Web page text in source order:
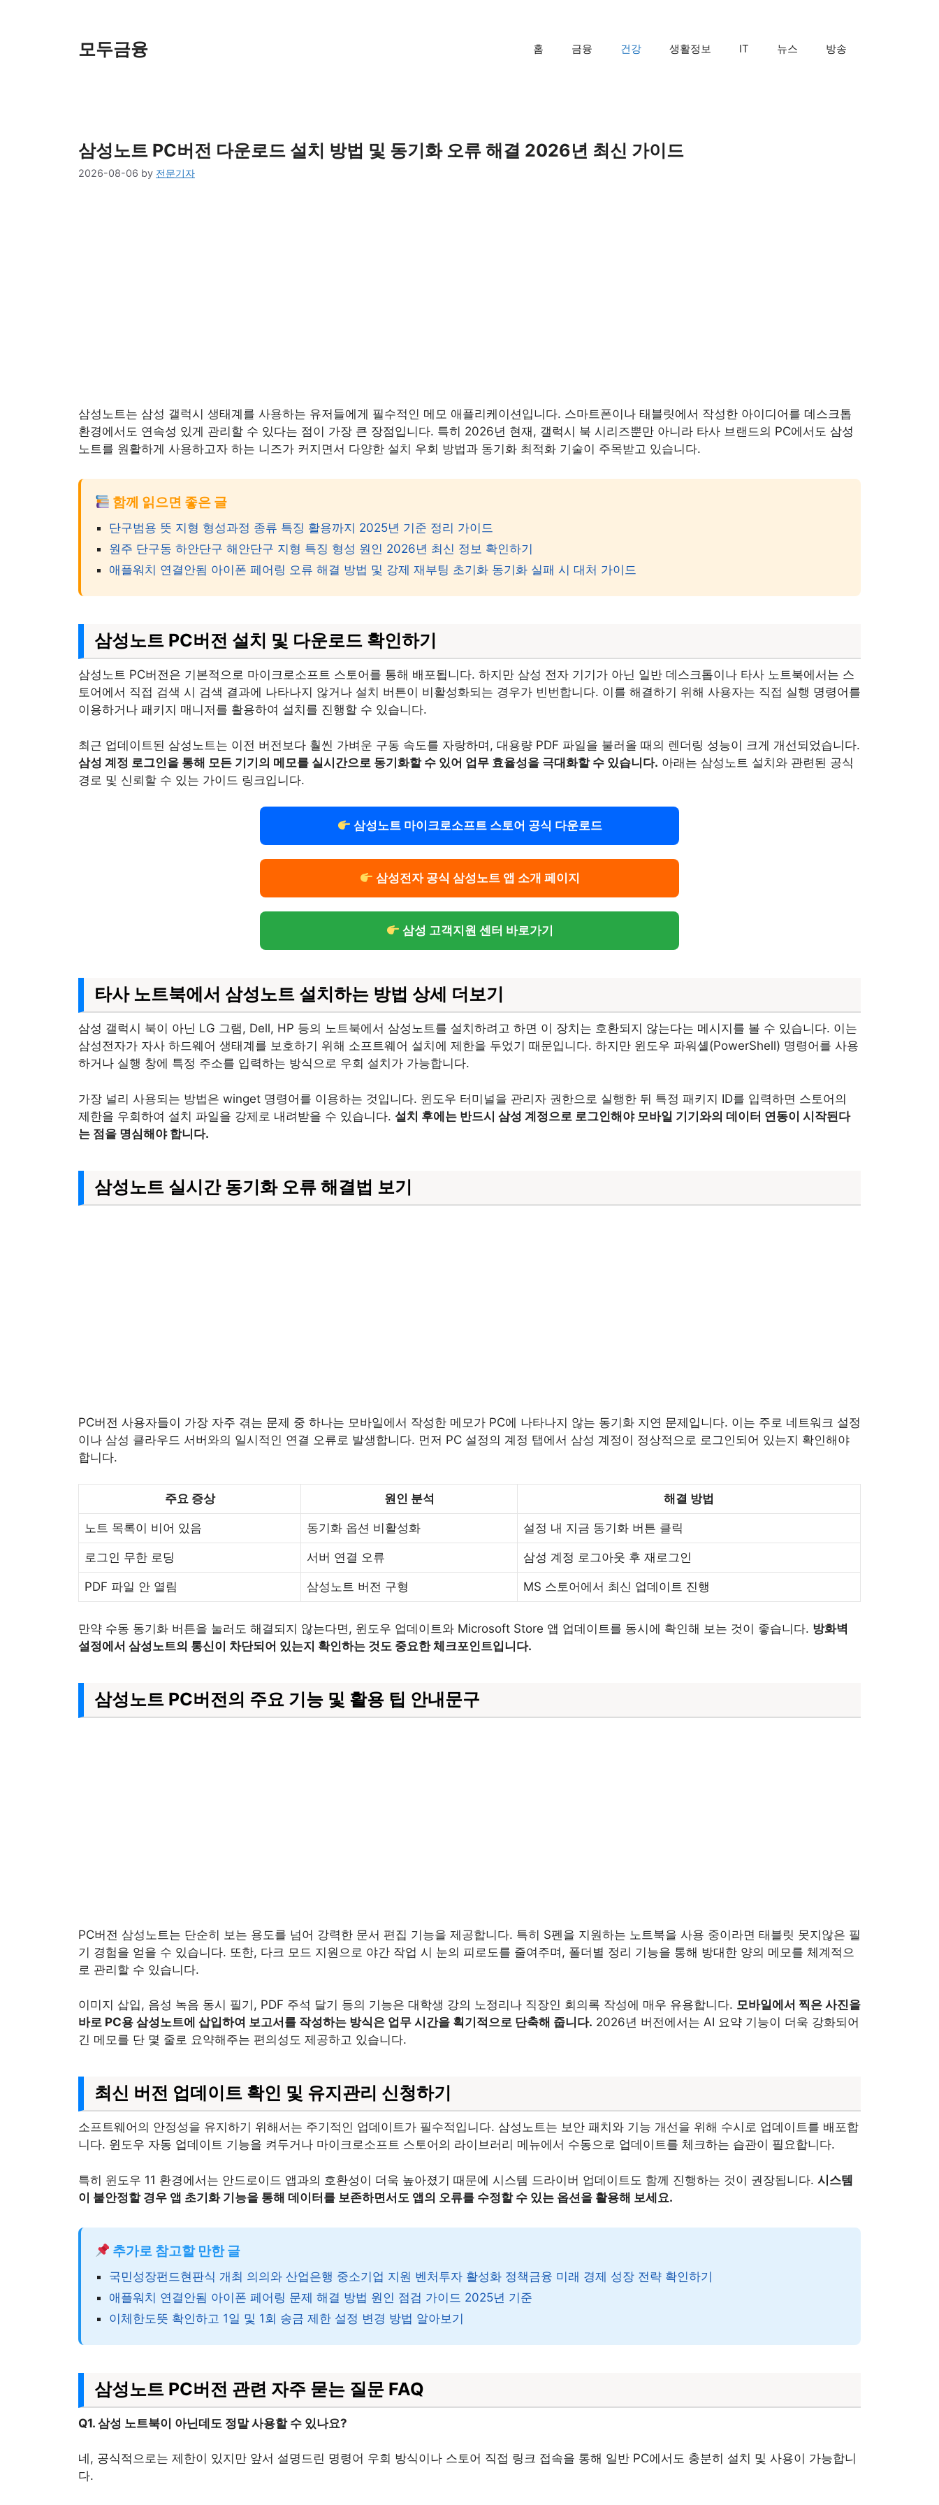
모두금융 홈 금융 건강 생활정보 IT 뉴스 방송
삼성노트 PC버전 다운로드 설치 방법 및 동기화 오류 해결 2026년 최신 가이드
2026-08-06 by 전문기자
삼성노트는 삼성 갤럭시 생태계를 사용하는 유저들에게 필수적인 메모 애플리케이션입니다. 스마트폰이나 태블릿에서 작성한 아이디어를 데스크톱
환경에서도 연속성 있게 관리할 수 있다는 점이 가장 큰 장점입니다. 특히 2026년 현재, 갤럭시 북 시리즈뿐만 아니라 타사 브랜드의 PC에서도 삼성
노트를 원활하게 사용하고자 하는 니즈가 커지면서 다양한 설치 우회 방법과 동기화 최적화 기술이 주목받고 있습니다.
함께 읽으면 좋은 글
단구범용 뜻 지형 형성과정 종류 특징 활용까지 2025년 기준 정리 가이드
원주 단구동 하안단구 해안단구 지형 특징 형성 원인 2026년 최신 정보 확인하기
애플워치 연결안됨 아이폰 페어링 오류 해결 방법 및 강제 재부팅 초기화 동기화 실패 시 대처 가이드
삼성노트 PC버전 설치 및 다운로드 확인하기
삼성노트 PC버전은 기본적으로 마이크로소프트 스토어를 통해 배포됩니다. 하지만 삼성 전자 기기가 아닌 일반 데스크톱이나 타사 노트북에서는 스
토어에서 직접 검색 시 검색 결과에 나타나지 않거나 설치 버튼이 비활성화되는 경우가 빈번합니다. 이를 해결하기 위해 사용자는 직접 실행 명령어를
이용하거나 패키지 매니저를 활용하여 설치를 진행할 수 있습니다.
최근 업데이트된 삼성노트는 이전 버전보다 훨씬 가벼운 구동 속도를 자랑하며, 대용량 PDF 파일을 불러올 때의 렌더링 성능이 크게 개선되었습니다.
삼성 계정 로그인을 통해 모든 기기의 메모를 실시간으로 동기화할 수 있어 업무 효율성을 극대화할 수 있습니다. 아래는 삼성노트 설치와 관련된 공식
경로 및 신뢰할 수 있는 가이드 링크입니다.
삼성노트 마이크로소프트 스토어 공식 다운로드
삼성전자 공식 삼성노트 앱 소개 페이지
삼성 고객지원 센터 바로가기
타사 노트북에서 삼성노트 설치하는 방법 상세 더보기
삼성 갤럭시 북이 아닌 LG 그램, Dell, HP 등의 노트북에서 삼성노트를 설치하려고 하면 이 장치는 호환되지 않는다는 메시지를 볼 수 있습니다. 이는
삼성전자가 자사 하드웨어 생태계를 보호하기 위해 소프트웨어 설치에 제한을 두었기 때문입니다. 하지만 윈도우 파워셸(PowerShell) 명령어를 사용
하거나 실행 창에 특정 주소를 입력하는 방식으로 우회 설치가 가능합니다.
가장 널리 사용되는 방법은 winget 명령어를 이용하는 것입니다. 윈도우 터미널을 관리자 권한으로 실행한 뒤 특정 패키지 ID를 입력하면 스토어의
제한을 우회하여 설치 파일을 강제로 내려받을 수 있습니다. 설치 후에는 반드시 삼성 계정으로 로그인해야 모바일 기기와의 데이터 연동이 시작된다
는 점을 명심해야 합니다.
삼성노트 실시간 동기화 오류 해결법 보기
PC버전 사용자들이 가장 자주 겪는 문제 중 하나는 모바일에서 작성한 메모가 PC에 나타나지 않는 동기화 지연 문제입니다. 이는 주로 네트워크 설정
이나 삼성 클라우드 서버와의 일시적인 연결 오류로 발생합니다. 먼저 PC 설정의 계정 탭에서 삼성 계정이 정상적으로 로그인되어 있는지 확인해야
합니다.
주요 증상 원인 분석 해결 방법
노트 목록이 비어 있음 동기화 옵션 비활성화 설정 내 지금 동기화 버튼 클릭
로그인 무한 로딩 서버 연결 오류 삼성 계정 로그아웃 후 재로그인
PDF 파일 안 열림 삼성노트 버전 구형 MS 스토어에서 최신 업데이트 진행
만약 수동 동기화 버튼을 눌러도 해결되지 않는다면, 윈도우 업데이트와 Microsoft Store 앱 업데이트를 동시에 확인해 보는 것이 좋습니다. 방화벽
설정에서 삼성노트의 통신이 차단되어 있는지 확인하는 것도 중요한 체크포인트입니다.
삼성노트 PC버전의 주요 기능 및 활용 팁 안내문구
PC버전 삼성노트는 단순히 보는 용도를 넘어 강력한 문서 편집 기능을 제공합니다. 특히 S펜을 지원하는 노트북을 사용 중이라면 태블릿 못지않은 필
기 경험을 얻을 수 있습니다. 또한, 다크 모드 지원으로 야간 작업 시 눈의 피로도를 줄여주며, 폴더별 정리 기능을 통해 방대한 양의 메모를 체계적으
로 관리할 수 있습니다.
이미지 삽입, 음성 녹음 동시 필기, PDF 주석 달기 등의 기능은 대학생 강의 노정리나 직장인 회의록 작성에 매우 유용합니다. 모바일에서 찍은 사진을
바로 PC용 삼성노트에 삽입하여 보고서를 작성하는 방식은 업무 시간을 획기적으로 단축해 줍니다. 2026년 버전에서는 AI 요약 기능이 더욱 강화되어
긴 메모를 단 몇 줄로 요약해주는 편의성도 제공하고 있습니다.
최신 버전 업데이트 확인 및 유지관리 신청하기
소프트웨어의 안정성을 유지하기 위해서는 주기적인 업데이트가 필수적입니다. 삼성노트는 보안 패치와 기능 개선을 위해 수시로 업데이트를 배포합
니다. 윈도우 자동 업데이트 기능을 켜두거나 마이크로소프트 스토어의 라이브러리 메뉴에서 수동으로 업데이트를 체크하는 습관이 필요합니다.
특히 윈도우 11 환경에서는 안드로이드 앱과의 호환성이 더욱 높아졌기 때문에 시스템 드라이버 업데이트도 함께 진행하는 것이 권장됩니다. 시스템
이 불안정할 경우 앱 초기화 기능을 통해 데이터를 보존하면서도 앱의 오류를 수정할 수 있는 옵션을 활용해 보세요.
추가로 참고할 만한 글
국민성장펀드현판식 개최 의의와 산업은행 중소기업 지원 벤처투자 활성화 정책금융 미래 경제 성장 전략 확인하기
애플워치 연결안됨 아이폰 페어링 문제 해결 방법 원인 점검 가이드 2025년 기준
이체한도뜻 확인하고 1일 및 1회 송금 제한 설정 변경 방법 알아보기
삼성노트 PC버전 관련 자주 묻는 질문 FAQ
Q1. 삼성 노트북이 아닌데도 정말 사용할 수 있나요?
네, 공식적으로는 제한이 있지만 앞서 설명드린 명령어 우회 방식이나 스토어 직접 링크 접속을 통해 일반 PC에서도 충분히 설치 및 사용이 가능합니
다.